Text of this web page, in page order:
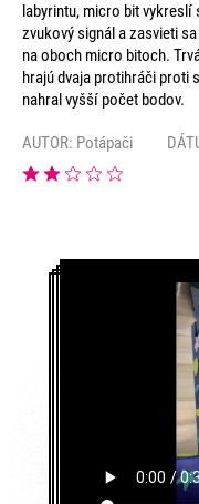
labyrintu, micro bit
zvukový signál a zasvieti
na oboch micro bitoch.
hrajú dvaja protihráči proti
nahral vyšší počet bodov.
AUTOR: Potápači